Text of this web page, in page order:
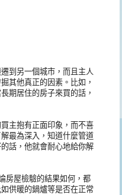
到另一個城市，而且主人
其他真正的因素。比如，
期居住的房子來買的話，
主抱有正面印象，而不喜
最為深入，知道什麼管道
話，他就會耐心地給你解
房屋檢驗的結果如何，都
供暖的鍋爐等是否在正常